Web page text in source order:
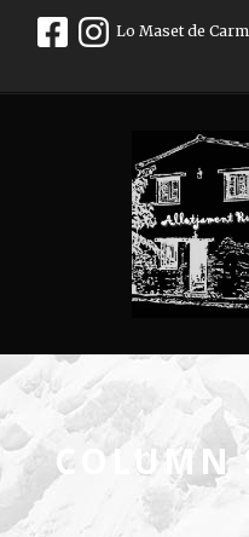
Lo Maset de
COLUMN